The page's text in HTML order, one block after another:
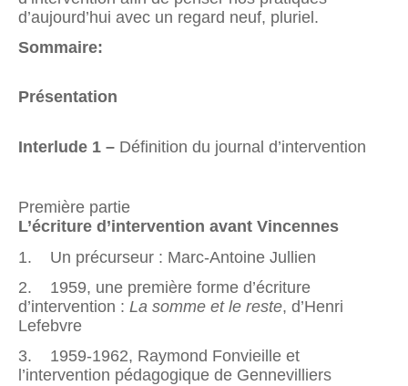
d’aujourd’hui avec un regard neuf, pluriel.
Sommaire:
Présentation
Interlude 1 – Définition du journal d’intervention
Première partie
L’écriture d’intervention avant Vincennes
1. Un précurseur : Marc-Antoine Jullien
2. 1959, une première forme d’écriture
d’intervention : La somme et le reste, d’Henri
Lefebvre
3. 1959-1962, Raymond Fonvieille et
l’intervention pédagogique de Gennevilliers